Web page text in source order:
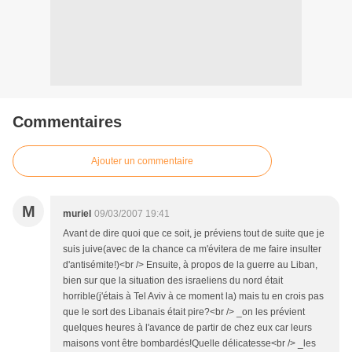
Commentaires
Ajouter un commentaire
M muriel 09/03/2007 19:41
Avant de dire quoi que ce soit, je préviens tout de suite que je
suis juive(avec de la chance ca m'évitera de me faire insulter
d'antisémite!)<br /> Ensuite, à propos de la guerre au Liban,
bien sur que la situation des israeliens du nord était
horrible(j'étais à Tel Aviv à ce moment la) mais tu en crois pas
que le sort des Libanais était pire?<br /> _on les prévient
quelques heures à l'avance de partir de chez eux car leurs
maisons vont être bombardés!Quelle délicatesse<br /> _les